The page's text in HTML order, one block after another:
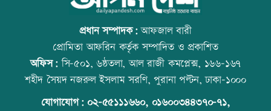
সরকার, মতামত চাইল মন্ত্রণালয়
গবেষণা-দক্ষতা উন্নয়নে বাংলাদেশ-অস্ট্রেলিয়ার
নতুন উদ্যোগ
আজ বিশ্ব বন্ধু দিবস
প্রতিমন্ত্রীকে ঘিরে ভাইরাল ভিডিওতে ছবি
জুড়ে অপপ্রচার: এলিন
প্রধান সম্পাদক:আফজাল বারী
প্রোমিতা আফরিন কর্তৃক সম্পাদিত ও প্রকাশিত
অফিস:সি-৫০১, ৬ষ্ঠতলা, আল রাজী কমপ্লেক্স, ১৬৬-১৬৭
শহীদ সৈয়দ নজরুল ইসলাম সরণি, পুরানা পল্টন, ঢাকা-১০০০
যোগাযোগ: ০২-৫৫১১১৬৬০, ০১৬০০৩৪৪৩৭০-৭১,